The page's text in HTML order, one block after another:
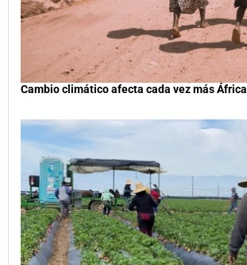
Cambio climático afecta cada vez más África